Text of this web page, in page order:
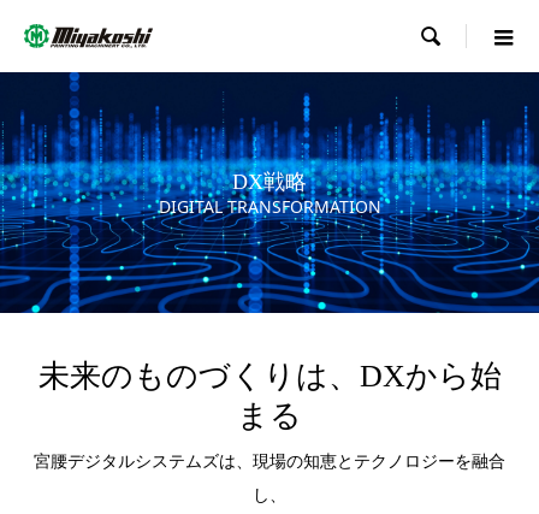

DX戦略
DIGITAL TRANSFORMATION
未来のものづくりは、DXから始
まる
宮腰デジタルシステムズは、現場の知恵とテクノロジーを融合
し、